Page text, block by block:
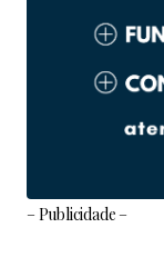
– Publicidade –